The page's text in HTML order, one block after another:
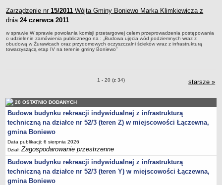
POMOC PUBLICZNA
ŚRODOWISKU I JEGO OCHRONIE
Pliki do pobrania
Informacja o wykazie
harmonogram odbioru odpadów
Plany pracy
Sprawozdania
PROGRAMY
Startegia Rozwoju Gminy Boniewo 2025-2034
Program Ochrony Środowiska dla Gminy Boniewo na lata 2024-2028
z perspektywą do 2032 roku
Program Gospodarki Odpadami
Zarządzenie nr15/2011 Wójta Gminy Boniewo Marka Klimkiewicza z
dnia24 czerwca 2011
w sprawie W sprawie powołania komisji przetargowej celem przeprowadzenia postępowania
o udzielenie zamówienia publicznego na : „Budowa ujęcia wód podziemnych wraz z
obudową w Żurawicach oraz przydomowych oczyszczalni ścieków wraz z infrastrukturą
towarzyszącą etap IV na terenie gminy Boniewo”
Zarządzenia o pozycjach
1 - 20 (z 34) starsze »
20 OSTATNIO DODANYCH
Budowa budynku rekreacji indywidualnej z infrastrukturą
techniczną na działce nr 52/3 (teren Z) w miejscowości Łączewna,
gmina Boniewo
Data publikacji: 6 sierpnia 2026
Dział:Zagospodarowanie przestrzenne
Budowa budynku rekreacji indywidualnej z infrastrukturą
techniczną na działce nr 52/3 (teren Y) w miejscowości Łączewna,
gmina Boniewo